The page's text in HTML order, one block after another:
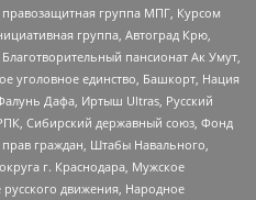
группа МПГ, Курсом
группа, Автоград Крю,
пансионат Ак Умут,
уголовное единство, Башкорт, Нация
Дафа, Иртыш Ultras, Русский
Сибирский державный союз, Фонд
граждан, Штабы Навального,
г. Краснодара, Мужское
движения, Народное